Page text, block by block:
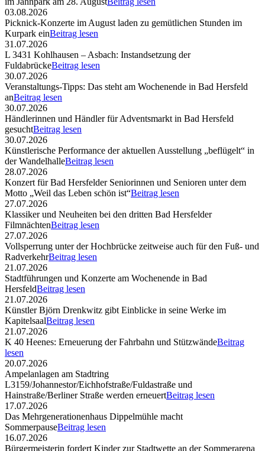
03.08.2026
Picknick-Konzerte im August laden zu gemütlichen Stunden im
Kurpark einBeitrag lesen
31.07.2026
L 3431 Kohlhausen – Asbach: Instandsetzung der
FuldabrückeBeitrag lesen
30.07.2026
Veranstaltungs-Tipps: Das steht am Wochenende in Bad Hersfeld
anBeitrag lesen
30.07.2026
Händlerinnen und Händler für Adventsmarkt in Bad Hersfeld
gesuchtBeitrag lesen
30.07.2026
Künstlerische Performance der aktuellen Ausstellung „beflügelt“ in
der WandelhalleBeitrag lesen
28.07.2026
Konzert für Bad Hersfelder Seniorinnen und Senioren unter dem
Motto „Weil das Leben schön ist“Beitrag lesen
27.07.2026
Klassiker und Neuheiten bei den dritten Bad Hersfelder
FilmnächtenBeitrag lesen
27.07.2026
Vollsperrung unter der Hochbrücke zeitweise auch für den Fuß- und
RadverkehrBeitrag lesen
21.07.2026
Stadtführungen und Konzerte am Wochenende in Bad
HersfeldBeitrag lesen
21.07.2026
Künstler Björn Drenkwitz gibt Einblicke in seine Werke im
KapitelsaalBeitrag lesen
21.07.2026
K 40 Heenes: Erneuerung der Fahrbahn und StützwändeBeitrag
lesen
20.07.2026
Ampelanlagen am Stadtring
L3159/Johannestor/Eichhofstraße/Fuldastraße und
Hainstraße/Berliner Straße werden erneuertBeitrag lesen
17.07.2026
Das Mehrgenerationenhaus Dippelmühle macht
SommerpauseBeitrag lesen
16.07.2026
Bürgermeisterin fordert Kinder zur Stadtwette an der Sommerarena